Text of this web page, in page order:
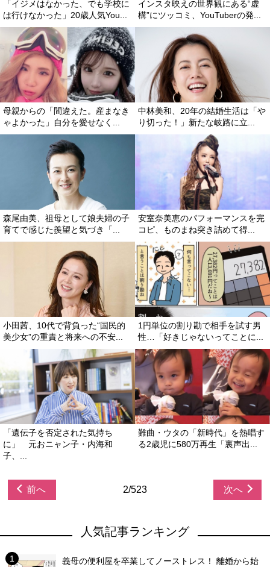
「イジメはなかった、でも学校に
は行けなかった」20歳人気You...
インスタ映えの世界観にある“虚
構”にツッコミ、YouTuberの発...
母親からの「間違えた。産まなき
ゃよかった」自分を愛せなく...
中林美和、20年の結婚生活は「
り切った！」新たな岐路に立...
森尾由美、祖母として娘夫婦の子
育てで感じた羨望と気づき「...
安室奈美恵のパフォーマンスを完
コピ、ものまね突き詰めて得...
小田茜、10代で背負った“国民的
美少女”の重責と将来への不安...
1円単位の割り勘で相手を試す男
性…「好きじゃないってことに...
「遺伝子を否定された気持ち
に」 元おニャン子・内海和
子、...
難曲・ウタの「新時代」を熱唱す
る2歳児に580万再生「裏声出...
前へ 2/523 次へ
人気記事ランキング
義母の便利屋を卒業してノーストレス！ 離婚から始